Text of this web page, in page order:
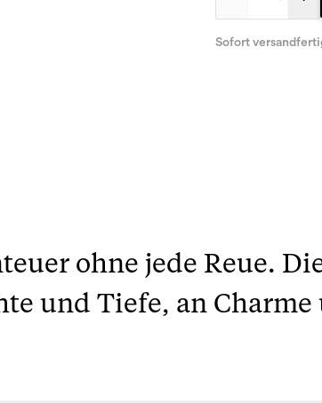
Sofort
ohne jede Reue.
und Tiefe, an